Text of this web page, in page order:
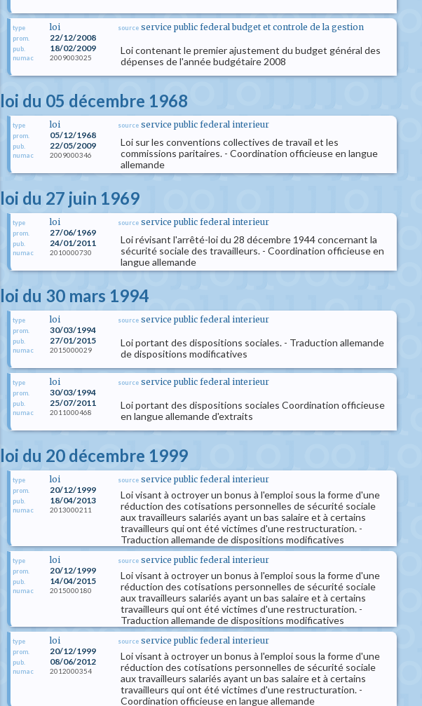
type loi
prom. 22/12/2008
pub. 18/02/2009
numac 2009003025
source service public federal budget et controle de la gestion
Loi contenant le premier ajustement du budget général des
dépenses de l'année budgétaire 2008
loi du 05 décembre 1968
type loi
prom. 05/12/1968
pub. 22/05/2009
numac 2009000346
source service public federal interieur
Loi sur les conventions collectives de travail et les
commissions paritaires. - Coordination officieuse en langue
allemande
loi du 27 juin 1969
type loi
prom. 27/06/1969
pub. 24/01/2011
numac 2010000730
source service public federal interieur
Loi révisant l'arrêté-loi du 28 décembre 1944 concernant la
sécurité sociale des travailleurs. - Coordination officieuse en
langue allemande
loi du 30 mars 1994
type loi
prom. 30/03/1994
pub. 27/01/2015
numac 2015000029
source service public federal interieur
Loi portant des dispositions sociales. - Traduction allemande
de dispositions modificatives
type loi
prom. 30/03/1994
pub. 25/07/2011
numac 2011000468
source service public federal interieur
Loi portant des dispositions sociales Coordination officieuse
en langue allemande d'extraits
loi du 20 décembre 1999
type loi
prom. 20/12/1999
pub. 18/04/2013
numac 2013000211
source service public federal interieur
Loi visant à octroyer un bonus à l'emploi sous la forme d'une
réduction des cotisations personnelles de sécurité sociale
aux travailleurs salariés ayant un bas salaire et à certains
travailleurs qui ont été victimes d'une restructuration. -
Traduction allemande de dispositions modificatives
type loi
prom. 20/12/1999
pub. 14/04/2015
numac 2015000180
source service public federal interieur
Loi visant à octroyer un bonus à l'emploi sous la forme d'une
réduction des cotisations personnelles de sécurité sociale
aux travailleurs salariés ayant un bas salaire et à certains
travailleurs qui ont été victimes d'une restructuration. -
Traduction allemande de dispositions modificatives
type loi
prom. 20/12/1999
pub. 08/06/2012
numac 2012000354
source service public federal interieur
Loi visant à octroyer un bonus à l'emploi sous la forme d'une
réduction des cotisations personnelles de sécurité sociale
aux travailleurs salariés ayant un bas salaire et à certains
travailleurs qui ont été victimes d'une restructuration. -
Coordination officieuse en langue allemande